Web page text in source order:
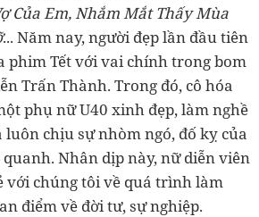
Của Em, Nhắm Mắt Thấy Mùa
... Năm nay, người đẹp lần đầu tiên
phim Tết với vai chính trong bom
Trấn Thành. Trong đó, cô hóa
phụ nữ U40 xinh đẹp, làm nghề
chịu sự nhòm ngó, đố kỵ của
Nhân dịp này, nữ diễn viên
với chúng tôi về quá trình làm
điểm về đời tư, sự nghiệp.